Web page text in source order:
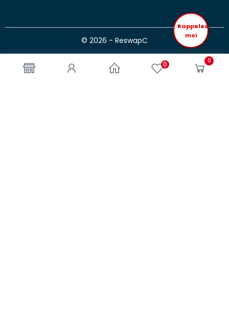
0 0
© 2026 - ReswapC
Rappelez
moi